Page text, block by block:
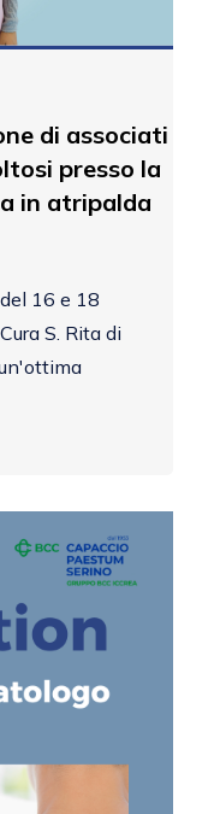
di associati
presso la
in atripalda
16 e 18
S. Rita di